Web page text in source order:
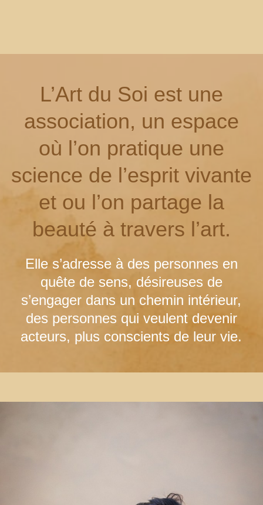
L’Art du Soi est une
association, un espace
où l’on pratique une
science de l’esprit vivante
et ou l’on partage la
beauté à travers l’art.
Elle s’adresse à des personnes en
quête de sens, désireuses de
s’engager dans un chemin intérieur,
des personnes qui veulent devenir
acteurs, plus conscients de leur vie.